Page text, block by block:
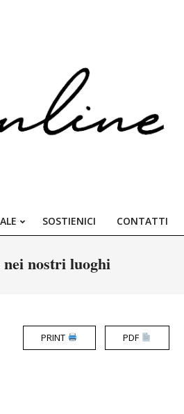
Primary
Menu
SOSTIENICI CONTATTI
nei nostri luoghi
PRINT PDF